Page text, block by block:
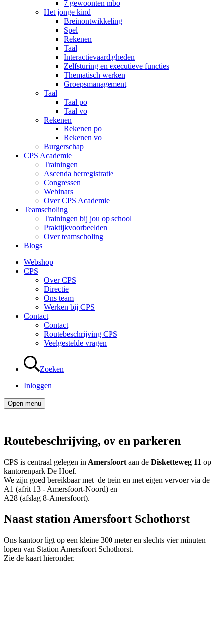
7 gewoonten mbo
Het jonge kind
Breinontwikkeling
Spel
Rekenen
Taal
Interactievaardigheden
Zelfsturing en executieve functies
Thematisch werken
Groepsmanagement
Taal
Taal po
Taal vo
Rekenen
Rekenen po
Rekenen vo
Burgerschap
CPS Academie
Trainingen
Ascenda herregistratie
Congressen
Webinars
Over CPS Academie
Teamscholing
Trainingen bij jou op school
Praktijkvoorbeelden
Over teamscholing
Blogs
Webshop
CPS
Over CPS
Directie
Ons team
Werken bij CPS
Contact
Contact
Routebeschrijving CPS
Veelgestelde vragen
Zoeken
Inloggen
Open menu
Routebeschrijving, ov en parkeren
CPS is centraal gelegen in Amersfoort aan de Disketteweg 11 op
kantorenpark De Hoef.
We zijn goed bereikbaar met de trein en met eigen vervoer via de
A1 (afrit 13 - Amersfoort-Noord) en
A28 (afslag 8-Amersfoort).
Naast station Amersfoort Schothorst
Ons kantoor ligt op een kleine 300 meter en slechts vier minuten
lopen van Station Amersfoort Schothorst.
Zie de kaart hieronder.